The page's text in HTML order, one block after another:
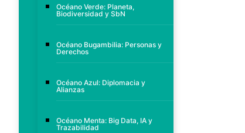
Océano Verde: Planeta,
Biodiversidad y SbN
Océano Bugambilia: Personas y
Derechos
Océano Azul: Diplomacia y
Alianzas
Océano Menta: Big Data, IA y
Trazabilidad